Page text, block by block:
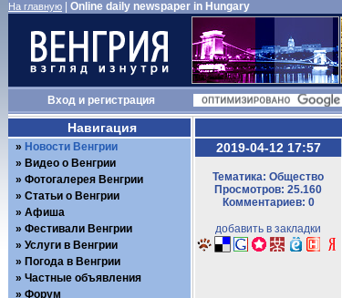
На главную Online daily newspaper in Hungary
Входи регистрация
2019-04-12 17:57
Тематика: Общество
Просмотров: 25.160
Комментариев: 0
добавить в закладки
Навигация
Новости Венгрии
Видео о Венгрии
Фотогалерея Венгрии
Статьи о Венгрии
Афиша
Фестивали Венгрии
Услуги в Венгрии
Погода в Венгрии
Частные объявления
Форум